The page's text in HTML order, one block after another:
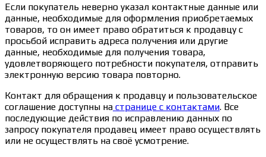
Если покупатель неверно указал контактные данные или
данные, необходимые для оформления приобретаемых
товаров, то он имеет право обратиться к продавцу с
просьбой исправить адреса получения или другие
данные, необходимые для получения товара,
удовлетворяющего потребности покупателя, отправить
электронную версию товара повторно.
Контакт для обращения к продавцу и пользовательское
соглашение доступны на странице с контактами. Все
последующие действия по исправлению данных по
запросу покупателя продавец имеет право осуществлять
или не осуществлять на своё усмотрение.